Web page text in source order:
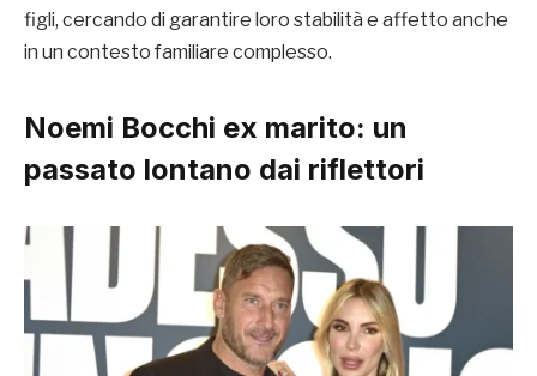
figli, cercando di garantire loro stabilità e affetto anche
in un contesto familiare complesso.
Noemi Bocchi ex marito: un
passato lontano dai riflettori